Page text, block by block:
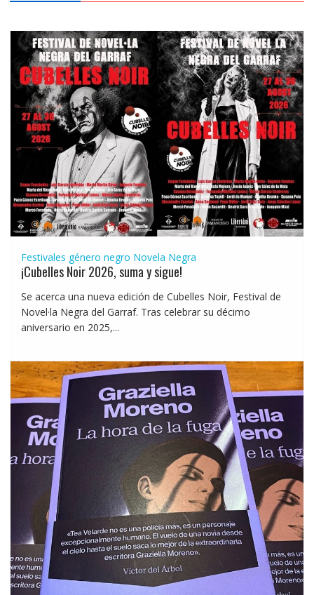
Festivales género negro Novela Negra
¡Cubelles Noir 2026, suma y sigue!
Se acerca una nueva edición de Cubelles Noir, Festival de
Novel·la Negra del Garraf. Tras celebrar su décimo
aniversario en 2025,...